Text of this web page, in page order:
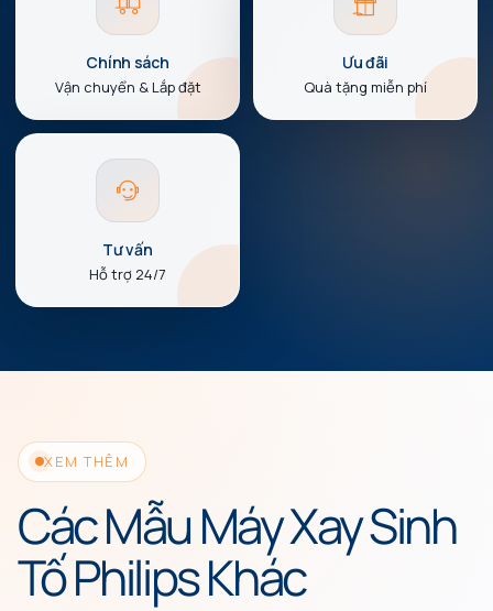
Chính sách
Vận chuyển & Lắp đặt
Ưu đãi
Quà tặng miễn phí
Tư vấn
Hỗ trợ 24/7
XEM THÊM
Các Mẫu Máy Xay Sinh
Tố Philips Khác